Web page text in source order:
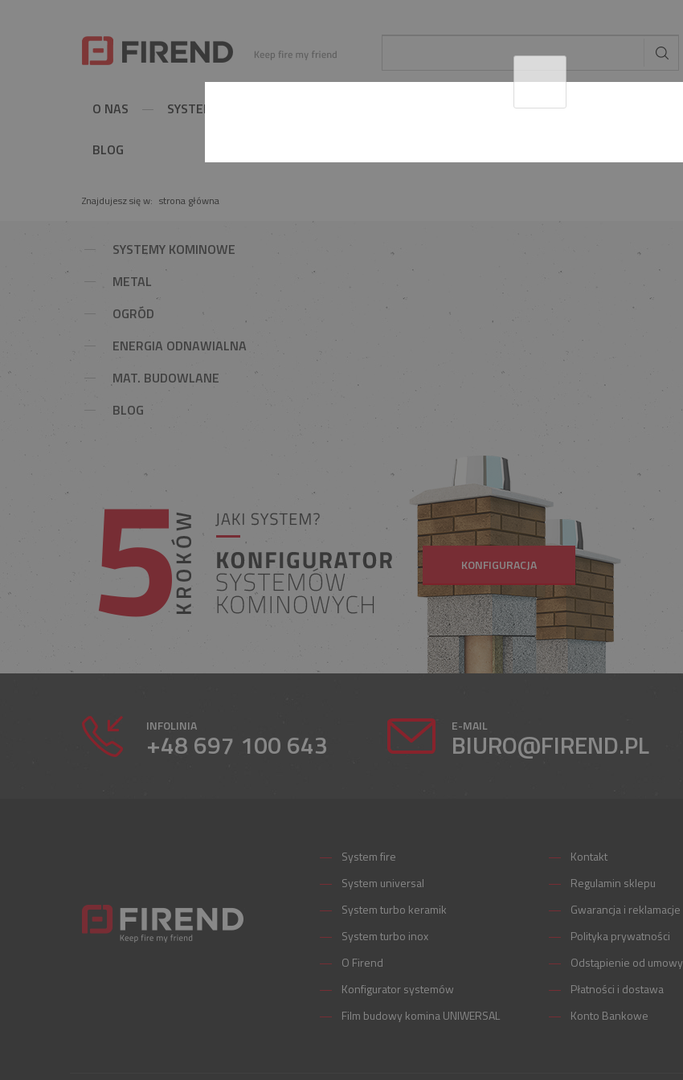
O NAS SYSTEMY KOMINOWE ENERGIA ODNAWIALNA
BLOG
Znajdujesz się w: strona główna
SYSTEMY KOMINOWE
METAL
OGRÓD
ENERGIA ODNAWIALNA
MAT. BUDOWLANE
BLOG
KONFIGURACJA
INFOLINIA
+48 697 100 643
E-MAIL
BIURO@FIREND.PL
System fire
System universal
System turbo keramik
System turbo inox
O Firend
Konfigurator systemów
Film budowy komina UNIWERSAL
Kontakt
Regulamin sklepu
Gwarancja i reklamacje
Polityka prywatności
Odstąpienie od umowy
Płatności i dostawa
Konto Bankowe